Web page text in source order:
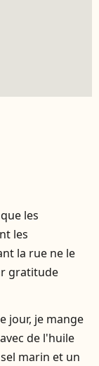
les
les
la rue ne le
gratitude
jour, je mange
de l'huile
marin et un